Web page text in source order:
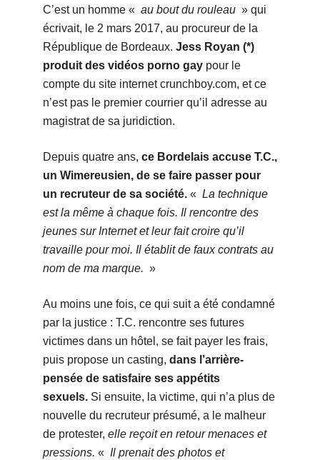
C’est un homme « au bout du rouleau» qui
écrivait, le 2 mars 2017, au procureur de la
République de Bordeaux. Jess Royan (*)
produit des vidéos porno gay pour le
compte du site internet crunchboy.com, et ce
n’est pas le premier courrier qu’il adresse au
magistrat de sa juridiction.
Depuis quatre ans, ce Bordelais accuse T.C.,
un Wimereusien, de se faire passer pour
un recruteur de sa société. « La technique
est la même à chaque fois. Il rencontre des
jeunes sur Internet et leur fait croire qu’il
travaille pour moi. Il établit de faux contrats au
nom de ma marque. »
Au moins une fois, ce qui suit a été condamné
par la justice : T.C. rencontre ses futures
victimes dans un hôtel, se fait payer les frais,
puis propose un casting, dans l’arrière-
pensée de satisfaire ses appétits
sexuels.Si ensuite, la victime, qui n’a plus de
nouvelle du recruteur présumé, a le malheur
de protester, elle reçoit en retour menaces et
pressions. « Il prenait des photos et